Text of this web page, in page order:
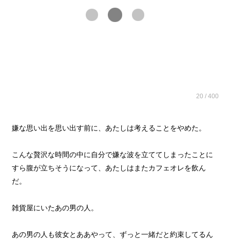
20 / 400
嫌な思い出を思い出す前に、あたしは考えることをやめた。
こんな贅沢な時間の中に自分で嫌な波を立ててしまったことに
すら腹が立ちそうになって、あたしはまたカフェオレを飲ん
だ。
雑貨屋にいたあの男の人。
あの男の人も彼女とああやって、ずっと一緒だと約束してるん